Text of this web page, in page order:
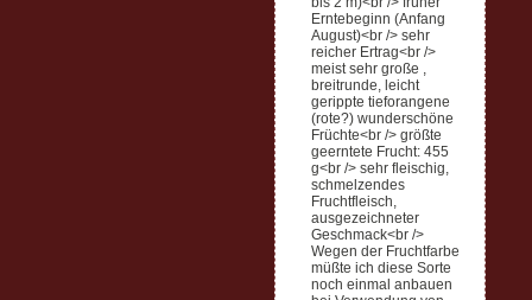
Erntebeginn (Anfang
August)<br /> sehr
reicher Ertrag<br />
meist sehr große ,
breitrunde, leicht
gerippte tieforangene
(rote?) wunderschöne
Früchte<br /> größte
geerntete Frucht: 455
g<br /> sehr fleischig,
schmelzendes
Fruchtfleisch,
ausgezeichneter
Geschmack<br />
Wegen der Fruchtfarbe
müßte ich diese Sorte
noch einmal anbauen